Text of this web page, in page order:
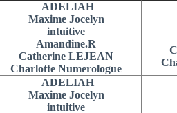
ADELIAH
Maxime Jocelyn
intuitive
Amandine.R
Catherine LEJEAN
Charlotte Numerologue
ADELIAH
Maxime Jocelyn
intuitive